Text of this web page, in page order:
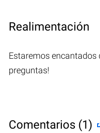
Realimentación
Estaremos encantados
preguntas!
Comentarios (1)